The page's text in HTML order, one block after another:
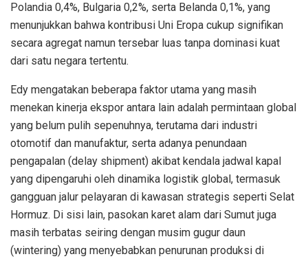
Polandia 0,4%, Bulgaria 0,2%, serta Belanda 0,1%, yang
menunjukkan bahwa kontribusi Uni Eropa cukup signifikan
secara agregat namun tersebar luas tanpa dominasi kuat
dari satu negara tertentu.
Edy mengatakan beberapa faktor utama yang masih
menekan kinerja ekspor antara lain adalah permintaan global
yang belum pulih sepenuhnya, terutama dari industri
otomotif dan manufaktur, serta adanya penundaan
pengapalan (delay shipment) akibat kendala jadwal kapal
yang dipengaruhi oleh dinamika logistik global, termasuk
gangguan jalur pelayaran di kawasan strategis seperti Selat
Hormuz. Di sisi lain, pasokan karet alam dari Sumut juga
masih terbatas seiring dengan musim gugur daun
(wintering) yang menyebabkan penurunan produksi di